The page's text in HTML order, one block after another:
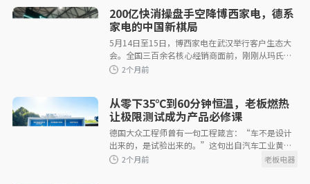
200亿快消操盘手空降博西家电，德系
家电的中国新棋局
5月14日至15日，博西家电在武汉举行客户生态大
会。全国三百余名核心经销商面前，刚刚从玛氏箭
牌加盟博西的郭治平，以博西家用电器集团大中华
从零下35℃到60分钟恒温，老板燃热
让极限测试成为产品必修课
德国大众工程师曾有一句工程箴言：“车不是设计
出来的，是试验出来的。”这句出自汽车工业黄金
时代的话，揭示了一个被制造业普遍验证的真理：